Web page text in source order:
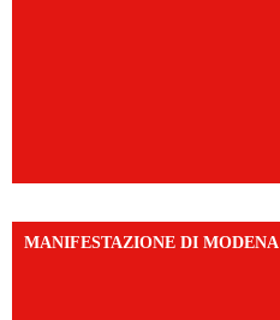
MANIFESTAZIONE DI